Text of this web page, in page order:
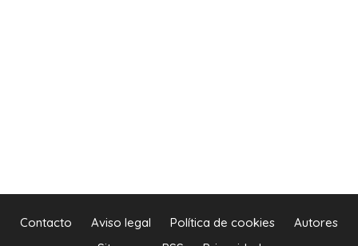
Contacto Aviso legal Política de cookies
Autores